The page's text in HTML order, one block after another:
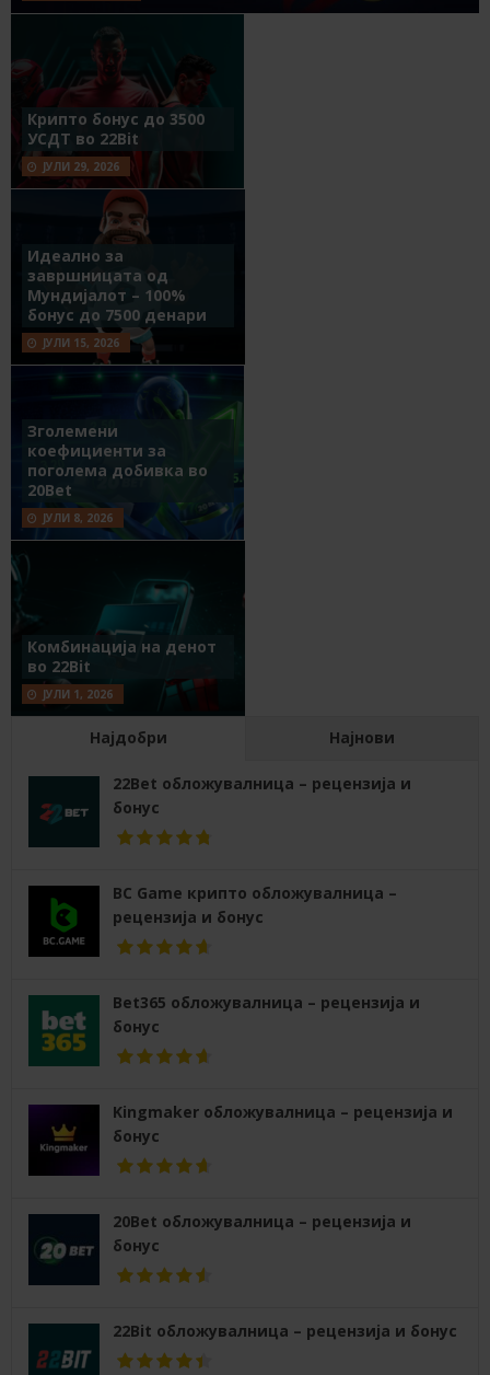
Крипто бонус до 3500
УСДТ во 22Bit
ЈУЛИ 29, 2026
Идеално за
завршницата од
Мундијалот – 100%
бонус до 7500 денари
ЈУЛИ 15, 2026
Зголемени
коефициенти за
поголема добивка во
20Bet
ЈУЛИ 8, 2026
Комбинација на денот
во 22Bit
ЈУЛИ 1, 2026
Најдобри Најнови
22Bet обложувалница – рецензија и
бонус
BC Game крипто обложувалница –
рецензија и бонус
Bet365 обложувалница – рецензија и
бонус
Kingmaker обложувалница – рецензија и
бонус
20Bet обложувалница – рецензија и
бонус
22Bit обложувалница – рецензија и бонус